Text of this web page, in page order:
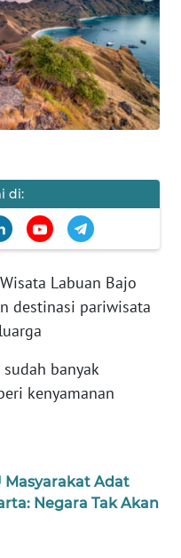
di:
Wisata Labuan Bajo
destinasi pariwisata
banyak
kenyamanan
Masyarakat Adat
Negara Tak Akan